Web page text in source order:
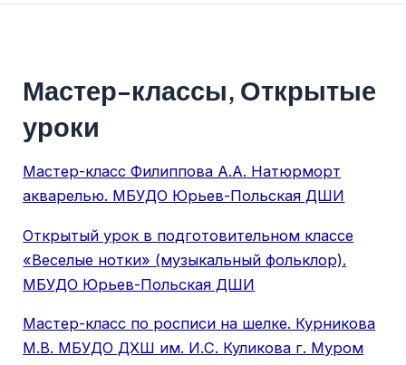
Мастер-классы, Открытые
уроки
Мастер-класс Филиппова А.А. Натюрморт
акварелью. МБУДО Юрьев-Польская ДШИ
Открытый урок в подготовительном классе
«Веселые нотки» (музыкальный фольклор).
МБУДО Юрьев-Польская ДШИ
Мастер-класс по росписи на шелке. Курникова
М.В. МБУДО ДХШ им. И.С. Куликова г. Муром